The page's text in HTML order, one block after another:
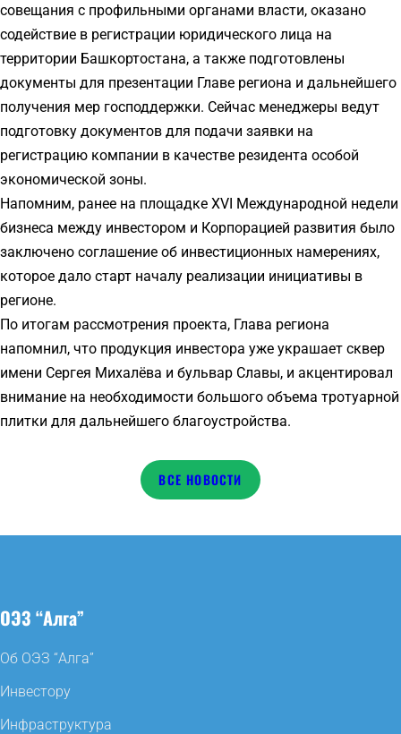
совещания с профильными органами власти, оказано
содействие в регистрации юридического лица на
территории Башкортостана, а также подготовлены
документы для презентации Главе региона и дальнейшего
получения мер господдержки. Сейчас менеджеры ведут
подготовку документов для подачи заявки на
регистрацию компании в качестве резидента особой
экономической зоны.
Напомним, ранее на площадке XVI Международной недели
бизнеса между инвестором и Корпорацией развития было
заключено соглашение об инвестиционных намерениях,
которое дало старт началу реализации инициативы в
регионе.
По итогам рассмотрения проекта, Глава региона
напомнил, что продукция инвестора уже украшает сквер
имени Сергея Михалёва и бульвар Славы, и акцентировал
внимание на необходимости большого объема тротуарной
плитки для дальнейшего благоустройства.
НОВОСТИ
ОЭЗ “Алга”
Об ОЭЗ “Алга”
Инвестору
Инфраструктура